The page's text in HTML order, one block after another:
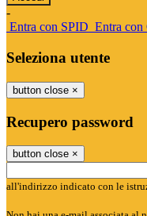
-
Entra con SPID Entra con
Seleziona utente
button close ×
Recupero password
button close ×
all'indirizzo indicato con le